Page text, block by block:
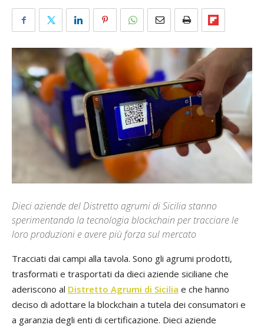
Dieci aziende del Distretto agrumi di Sicilia stanno
sperimentando la tecnologia blockchain per tracciare le
loro produzioni e avere più forza sul mercato
Tracciati dai campi alla tavola. Sono gli agrumi prodotti,
trasformati e trasportati da dieci aziende siciliane che
aderiscono al Distretto Agrumi di Sicilia e che hanno
deciso di adottare la blockchain a tutela dei consumatori e
a garanzia degli enti di certificazione. Dieci aziende